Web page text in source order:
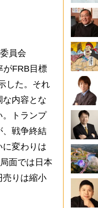
員会
がFRB目標
した。それ
な内容とな
。トランプ
、戦争終結
に変わりは
面では日本
売りは縮小